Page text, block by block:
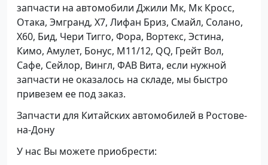
запчасти на автомобили Джили Мк, Мк Кросс,
Отака, Эмгранд, Х7, Лифан Бриз, Смайл, Солано,
Х60, Бид, Чери Тигго, Фора, Вортекс, Эстина,
Кимо, Амулет, Бонус, М11/12, QQ, Грейт Вол,
Сафе, Сейлор, Вингл, ФАВ Вита, если нужной
запчасти не оказалось на складе, мы быстро
привезем ее под заказ.
Запчасти для Китайских автомобилей в Ростове-
на-Дону
У нас Вы можете приобрести: